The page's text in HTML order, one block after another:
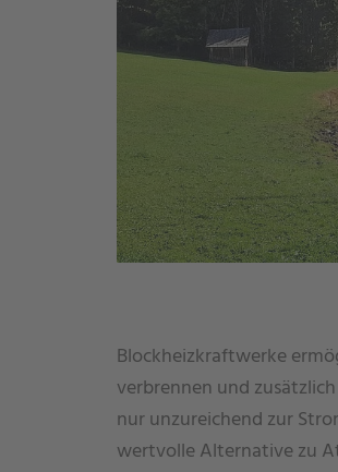
Blockheizkraftwerke
verbrennen und
nur unzureichend zur
wertvolle Alternative zu